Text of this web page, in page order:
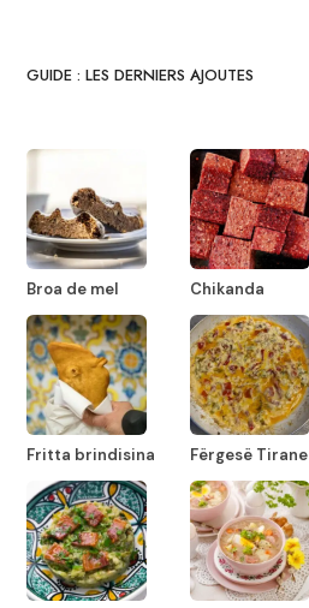
GUIDE : LES DERNIERS AJOUTES
Broa de mel Chikanda
Fritta brindisina Fërgesë Tirane